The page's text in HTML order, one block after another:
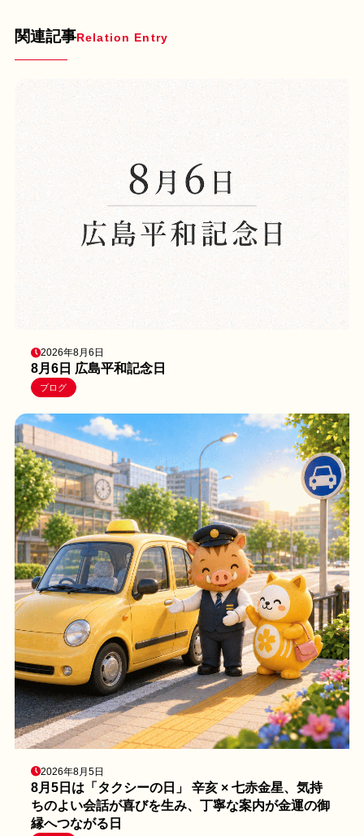
関連記事Relation Entry
2026年8月6日
8月6日 広島平和記念日
ブログ
2026年8月5日
8月5日は「タクシーの日」 辛亥 × 七赤金星、気持
ちのよい会話が喜びを生み、丁寧な案内が金運の御
縁へつながる日